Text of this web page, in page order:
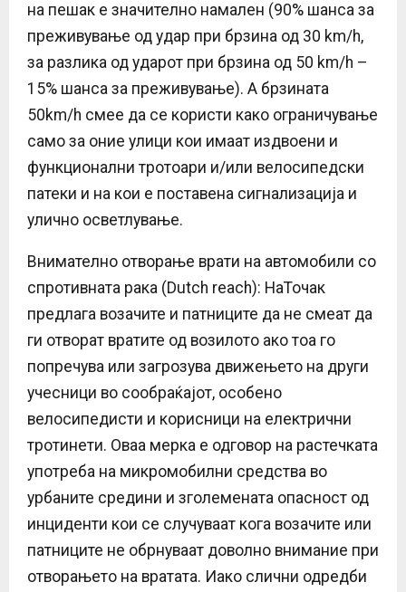
на пешак е значително намален (90% шанса за
преживување од удар при брзина од 30 km/h,
за разлика од ударот при брзина од 50 km/h –
15% шанса за преживување). А брзината
50km/h смее да се користи како ограничување
само за оние улици кои имаат издвоени и
функционални тротоари и/или велосипедски
патеки и на кои е поставена сигнализација и
улично осветлување.
Внимателно отворање врати на автомобили со
спротивната рака (Dutch reach): НаТочак
предлага возачите и патниците да не смеат да
ги отворат вратите од возилото ако тоа го
попречува или загрозува движењето на други
учесници во сообраќајот, особено
велосипедисти и корисници на електрични
тротинети. Оваа мерка е одговор на растечката
употреба на микромобилни средства во
урбаните средини и зголемената опасност од
инциденти кои се случуваат кога возачите или
патниците не обрнуваат доволно внимание при
отворањето на вратата. Иако слични одредби